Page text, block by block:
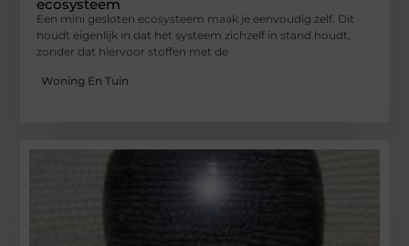
ecosysteem
Een mini gesloten ecosysteem maak je eenvoudig zelf. Dit
houdt eigenlijk in dat het systeem zichzelf in stand houdt,
zonder dat hiervoor stoffen met de
Woning En Tuin